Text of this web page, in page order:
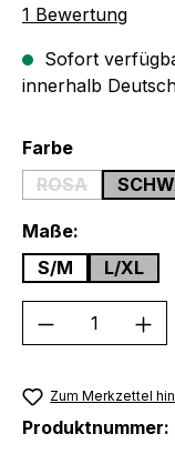
Durchschnittliche
1 Bewertung
Sofort
innerhalb
Farbeauswählen
ROSA(DIESE
Maße:
S/M
L/XL
Produkt
Zum Merkzettel
Produktnummer: